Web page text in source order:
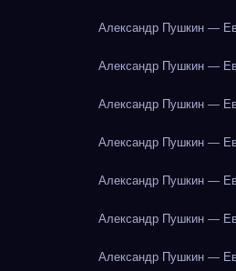
Александр Пушкин —
Александр Пушкин —
Александр Пушкин —
Александр Пушкин —
Александр Пушкин —
Александр Пушкин —
Александр Пушкин —